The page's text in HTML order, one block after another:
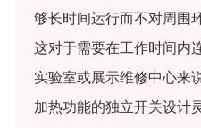
够长时间运行而不对周围
这对于需要在工作时间内
实验室或展示维修中心来
加热功能的独立开关设计